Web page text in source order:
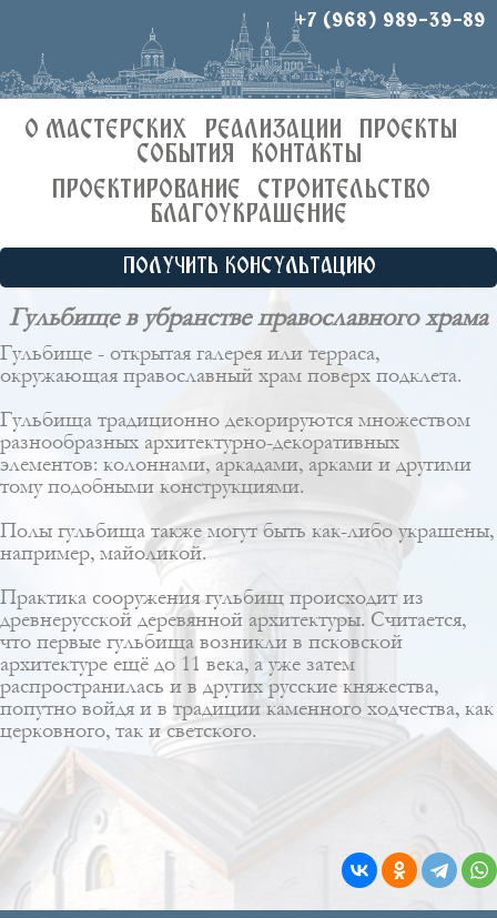
+7 (968) 989-39-89
О МАСТЕРСКИХ РЕАЛИЗАЦИИ
ПРОЕКТЫ
СОБЫТИЯ
КОНТАКТЫ
ПРОЕКТИРОВАНИЕ
СТРОИТЕЛЬСТВО
БЛАГОУКРАШЕНИЕ
ПОЛУЧИТЬ КОНСУЛЬТАЦИЮ
Гульбище в убранстве православного храма
Гульбище - открытая галерея или терраса,
окружающая православный храм поверх подклета.
Гульбища традиционно декорируются множеством
разнообразных архитектурно-декоративных
элементов: колоннами, аркадами, арками и другими
тому подобными конструкциями.
Полы гульбища также могут быть как-либо украшены,
например, майоликой.
Практика сооружения гульбищ происходит из
древнерусской деревянной архитектуры. Считается,
что первые гульбища возникли в псковской
архитектуре ещё до 11 века, а уже затем
распространилась и в других русские княжества,
попутно войдя и в традиции каменного ходчества, как
церковного, так и светского.